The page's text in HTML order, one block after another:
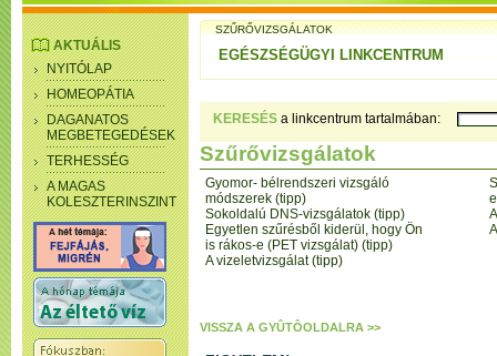
AKTUÁLIS
NYITÓLAP
HOMEOPÁTIA
DAGANATOS
MEGBETEGEDÉSEK
TERHESSÉG
A MAGAS
KOLESZTERINSZINT
SZŰRŐVIZSGÁLATOK
EGÉSZSÉGÜGYI LINKCENTRUM
KERESÉS a linkcentrum tartalmában:
Szűrővizsgálatok
Gyomor- bélrendszeri vizsgáló
módszerek (tipp)
Sokoldalú DNS-vizsgálatok (tipp)
Egyetlen szűrésből kiderül, hogy Ön
is rákos-e (PET vizsgálat) (tipp)
A vizeletvizsgálat (tipp)
VISSZA A GYÛTÔOLDALRA >>